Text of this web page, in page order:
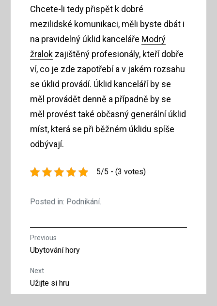
Chcete-li tedy přispět k dobré
mezilidské komunikaci, měli byste dbát i
na pravidelný úklid kanceláře Modrý
žralok zajištěný profesionály, kteří dobře
ví, co je zde zapotřebí a v jakém rozsahu
se úklid provádí. Úklid kanceláří by se
měl provádět denně a případně by se
měl provést také občasný generální úklid
míst, která se při běžném úklidu spíše
odbývají.
5/5 - (3 votes)
Posted in: Podnikání.
Navigace
pro
příspěvek
Previous
Previous
Ubytování hory
Next
Next
post:
Užijte si hru